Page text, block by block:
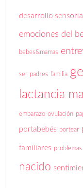
desarrollo sensorial
emociones del
bebes&mamas
ser padres familia
lactancia
embarazo ovulación
portabebés portear
familiares
nacido